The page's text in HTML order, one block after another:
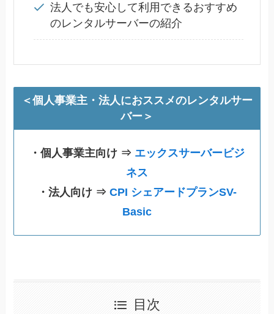
法人でも安心して利用できるおすすめ
のレンタルサーバーの紹介
＜個人事業主・法人におススメのレンタルサー
バー＞
・個人事業主向け ⇒ エックスサーバービジ
ネス
・法人向け ⇒ CPI シェアードプランSV-
Basic
目次